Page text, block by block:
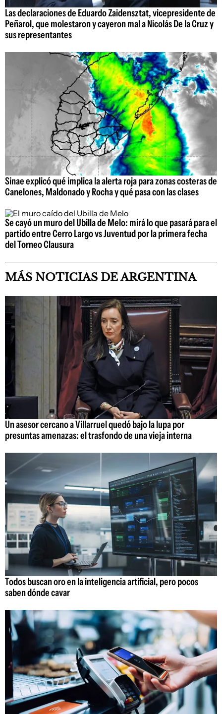
Las declaraciones de Eduardo Zaidensztat, vicepresidente de
Peñarol, que molestaron y cayeron mal a Nicolás De la Cruz y
sus representantes
Sinae explicó qué implica la alerta roja para zonas costeras de
Canelones, Maldonado y Rocha y qué pasa con las clases
Se cayó un muro del Ubilla de Melo: mirá lo que pasará para el
partido entre Cerro Largo vs Juventud por la primera fecha
del Torneo Clausura
MÁS NOTICIAS DE ARGENTINA
Un asesor cercano a Villarruel quedó bajo la lupa por
presuntas amenazas: el trasfondo de una vieja interna
Todos buscan oro en la inteligencia artificial, pero pocos
saben dónde cavar